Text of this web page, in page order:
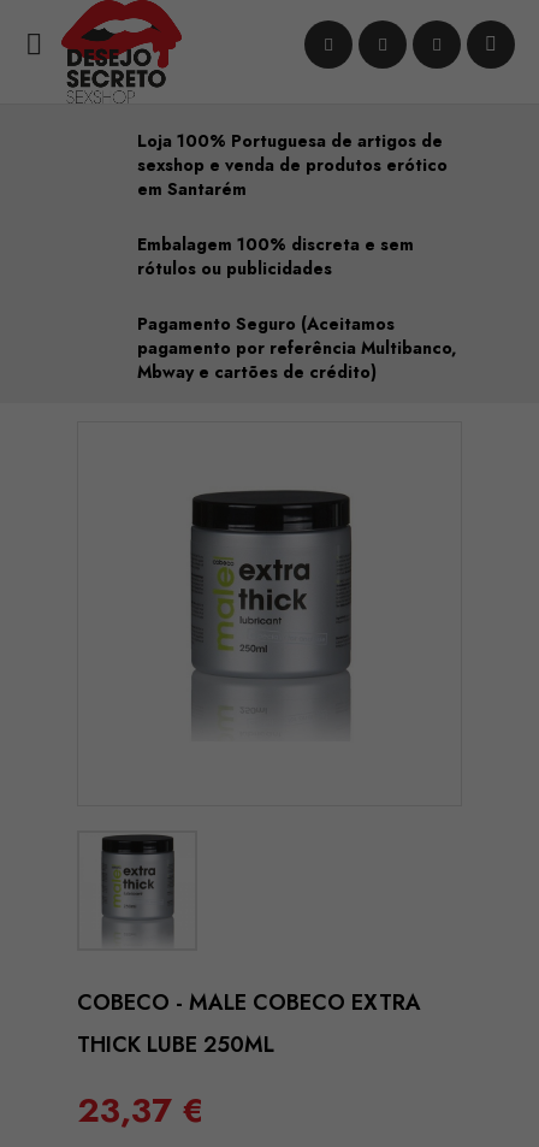

Loja 100% Portuguesa de artigos de
sexshop e venda de produtos erótico
em Santarém
Embalagem 100% discreta e sem
rótulos ou publicidades
Pagamento Seguro (Aceitamos
pagamento por referência Multibanco,
Mbway e cartões de crédito)
COBECO - MALE COBECO EXTRA
THICK LUBE 250ML
23,37 €